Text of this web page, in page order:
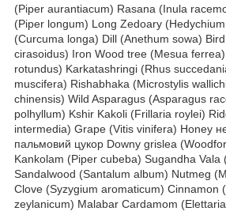
(Piper aurantiacum) Rasana (Inula
(Piper longum) Long Zedoary
(Curcuma longa) Dill (Anethum sowa)
cirasoidus) Iron Wood tree (Mesua
rotundus) Karkatashringi (Rhus
muscifera) Rishabhaka (Microstylis
chinensis) Wild Asparagus (Asparagus
polhyllum) Kshir Kakoli (Frillaria roylei)
intermedia) Grape (Vitis vinifera) Honey
пальмовий цукор Downy grislea
Kankolam (Piper cubeba) Sugandha Vala
Sandalwood (Santalum album) Nutmeg
Clove (Syzygium aromaticum) Cinnamon
zeylanicum) Malabar Cardamom